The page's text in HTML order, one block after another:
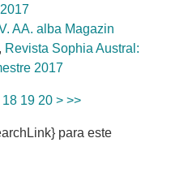
AA. alba Magazin
, Revista Sophia Austral:
2017
18 19 20 > >>
para este